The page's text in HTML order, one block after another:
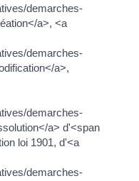
demarches-
a>, <a
demarches-
a>,
demarches-
a> d'<span
loi 1901, d'<a
demarches-